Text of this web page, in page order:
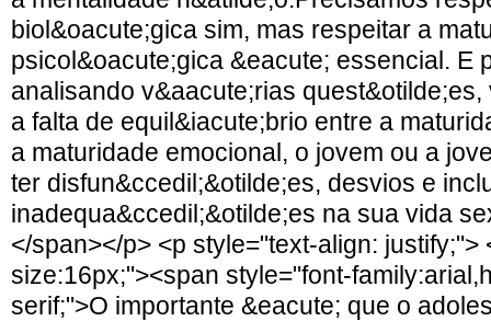
biol&oacute;gica sim, mas respeitar a
psicol&oacute;gica &eacute; essencial. E
analisando v&aacute;rias
a falta de equil&iacute;brio entre a
a maturidade emocional, o jovem ou a
ter disfun&ccedil;&otilde;es, desvios e
inadequa&ccedil;&otilde;es na sua vida
</span></p> <p style="text-align: justify;">
size:16px;"><span style="font-
serif;">O importante &eacute; que o